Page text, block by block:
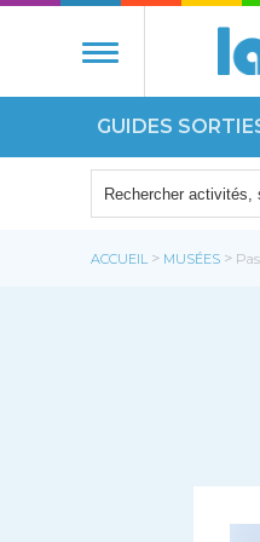
GUIDES
ACCUEIL > MUSÉES >